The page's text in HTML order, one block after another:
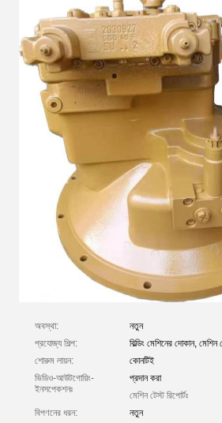
অবস্থা:
নতুন
প্রযোজ্য শিল্প:
শোরুম লায়ন:
কোনটিই
ভিডিও-আউটগোয়িং-
ইনসপেকশনঃ
প্রদান করা
মেশিন টেস্ট রিপোর্টঃ
বিপণনের ধরন:
নতুন